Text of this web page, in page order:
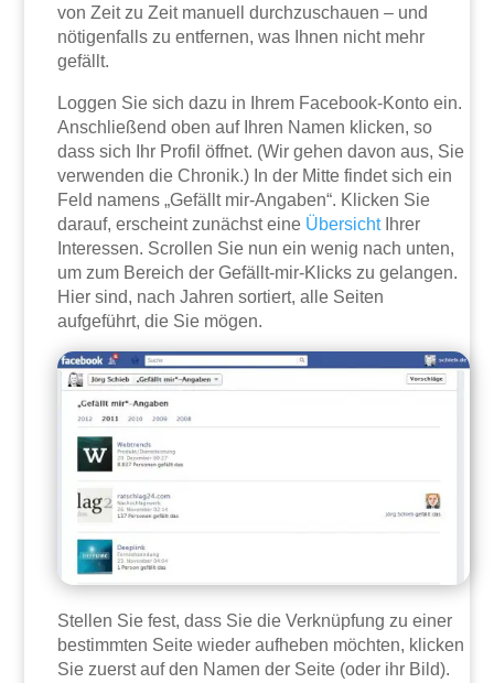
von Zeit zu Zeit manuell durchzuschauen – und
nötigenfalls zu entfernen, was Ihnen nicht mehr
gefällt.
Loggen Sie sich dazu in Ihrem Facebook-Konto ein.
Anschließend oben auf Ihren Namen klicken, so
dass sich Ihr Profil öffnet. (Wir gehen davon aus, Sie
verwenden die Chronik.) In der Mitte findet sich ein
Feld namens „Gefällt mir-Angaben“. Klicken Sie
darauf, erscheint zunächst eine ÜbersichtIhrer
Interessen. Scrollen Sie nun ein wenig nach unten,
um zum Bereich der Gefällt-mir-Klicks zu gelangen.
Hier sind, nach Jahren sortiert, alle Seiten
aufgeführt, die Sie mögen.
Stellen Sie fest, dass Sie die Verknüpfung zu einer
bestimmten Seite wieder aufheben möchten, klicken
Sie zuerst auf den Namen der Seite (oder ihr Bild).